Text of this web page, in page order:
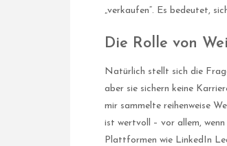
„verkaufen“. Es bedeutet,
Die Rolle von
Natürlich stellt sich die
aber sie sichern keine
mir sammelte reihenweise
ist wertvoll – vor allem,
Plattformen wie LinkedIn